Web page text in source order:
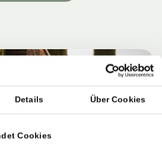
Details Über Cookies
Cookies